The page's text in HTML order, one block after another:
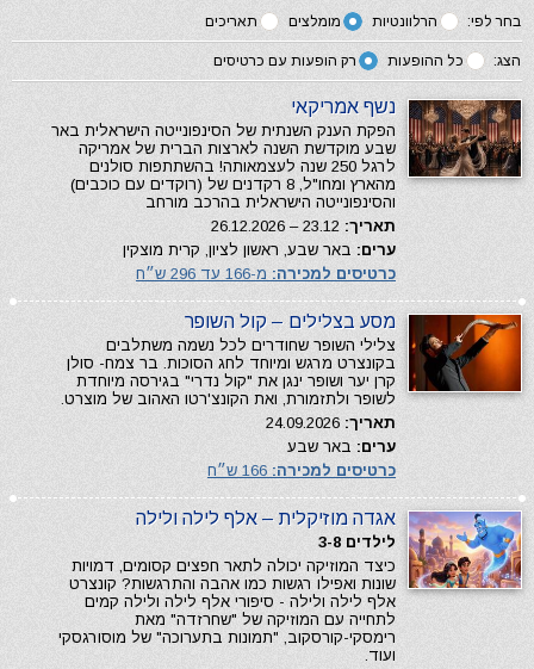
בחר לפי: הרלוונטיות מומלצים תאריכים
הצג: כל ההופעות רק הופעות עם כרטיסים
נשף אמריקאי
הפקת הענק השנתית של הסינפונייטה הישראלית באר
שבע מוקדשת השנה לארצות הברית של אמריקה
לרגל 250 שנה לעצמאותה! בהשתתפות סולנים
מהארץ ומחו"ל, 8 רקדנים של (רוקדים עם כוכבים)
והסינפונייטה הישראלית בהרכב מורחב
תאריך:
ערים: באר שבע, ראשון לציון, קרית מוצקין
כרטיסים למכירה: מ-166 עד 296 ש״ח
מסע בצלילים – קול השופר
צלילי השופר שחודרים לכל נשמה משתלבים
בקונצרט מרגש ומיוחד לחג הסוכות. בר צמח- סולן
קרן יער ושופר ינגן את "קול נדרי" בגירסה מיוחדת
לשופר ולתזמורת, ואת הקונצ'רטו האהוב של מוצרט.
תאריך:
ערים: באר שבע
כרטיסים למכירה:
אגדה מוזיקלית – אלף לילה ולילה
לילדים 3-8
כיצד המוזיקה יכולה לתאר חפצים קסומים, דמויות
שונות ואפילו רגשות כמו אהבה והתרגשות? קונצרט
אלף לילה ולילה - סיפורי אלף לילה ולילה קמים
לתחייה עם המוזיקה של "שחרזדה" מאת
רימסקי-קורסקוב, "תמונות בתערוכה" של מוסורגסקי
ועוד.